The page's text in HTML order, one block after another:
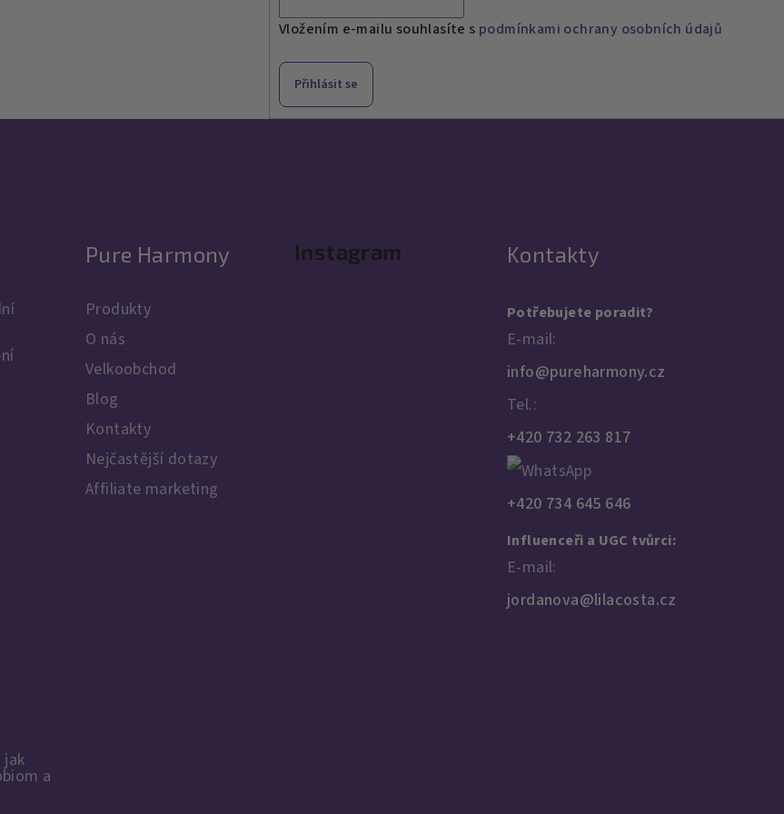
Vložením e-mailu souhlasíte s podmínkami ochrany osobních údajů
Přihlásit se
Pure Harmony
Produkty
O nás
Velkoobchod
Blog
Kontakty
Nejčastější dotazy
Affiliate marketing
Instagram Kontakty
Potřebujete poradit?
E-mail:
info@pureharmony.cz
Tel.:
+420 732 263 817
+420 734 645 646
Influenceři a UGC tvůrci:
E-mail:
jordanova@lilacosta.cz
a